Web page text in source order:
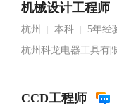
机械设计工程师
杭州 本科 5年经
杭州科龙电器工具有
CCD工程师